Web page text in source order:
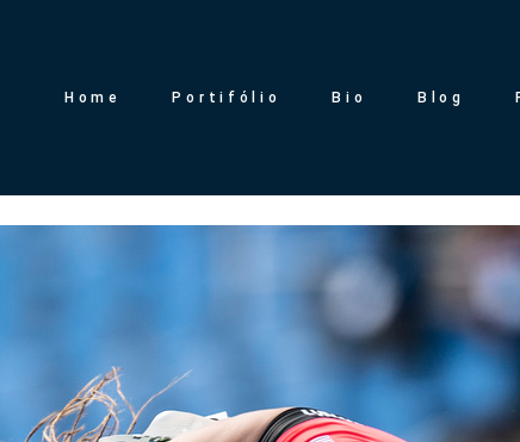
Home Portifólio Bio Blog